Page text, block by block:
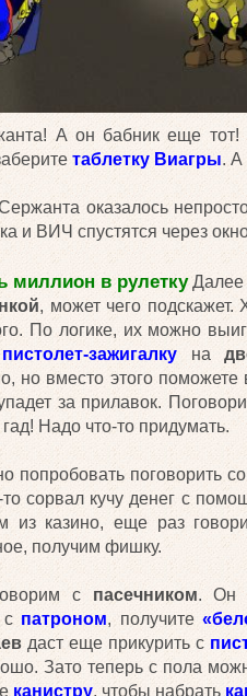
А он бабник еще
таблетку Виагры.
оказалось
и ВИЧ спустятся через
миллион в рулеткуДалее
, может чего подскажет.
По логике, их можно
пистолет-зажигалкуна
но вместо этого
за прилавок.
Надо что-то придумать.
попробовать поговорить
сорвал кучу денег с
из казино, еще раз
получим фишку.
с пасечником. Он
с патроном, получите
даст еще прикурить с
Зато теперь с пола
канистру, чтобы набрать